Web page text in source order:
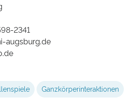
2341
augsburg.de
Ganzkörperinteraktionen